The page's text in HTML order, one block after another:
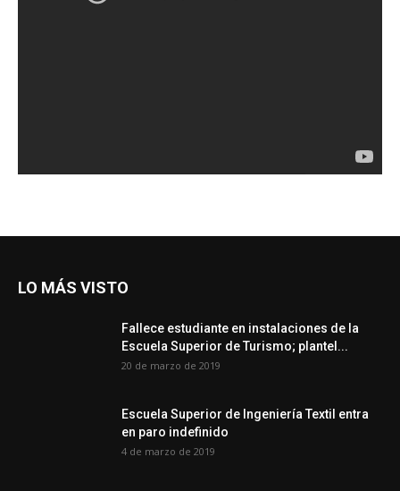
LO MÁS VISTO
Fallece estudiante en instalaciones de la
Escuela Superior de Turismo; plantel...
20 de marzo de 2019
Escuela Superior de Ingeniería Textil entra
en paro indefinido
4 de marzo de 2019